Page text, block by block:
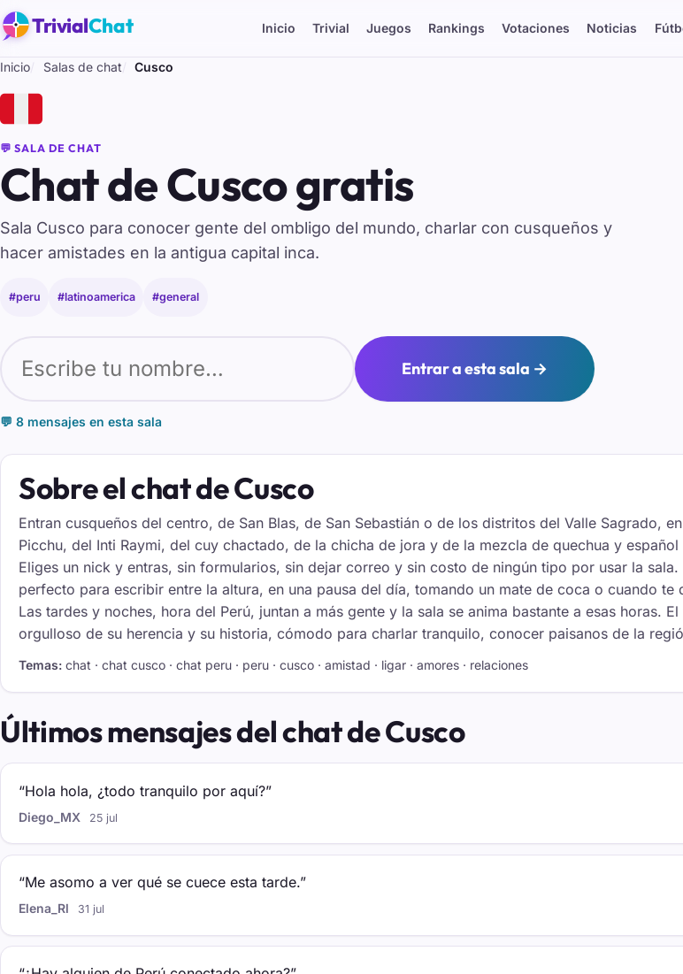
TrivialChat Inicio Trivial Juegos Rankings Votaciones Noticias
Inicio Salas de chat Cusco
🇵🇪
💬 SALA DE CHAT
Chat de Cusco gratis
Sala Cusco para conocer gente del ombligo del mundo, charlar con cusqueños y
hacer amistades en la antigua capital inca.
#peru #latinoamerica #general
Entrar a esta sala →
💬 8 mensajes en esta sala
Sobre el chat de Cusco
Entran cusqueños del centro, de San Blas, de San Sebastián o de los distritos del Valle Sagrado,
Picchu, del Inti Raymi, del cuy chactado, de la chicha de jora y de la mezcla de quechua y
Eliges un nick y entras, sin formularios, sin dejar correo y sin costo de ningún tipo por usar la
perfecto para escribir entre la altura, en una pausa del día, tomando un mate de coca o cuando te
Las tardes y noches, hora del Perú, juntan a más gente y la sala se anima bastante a esas horas.
orgulloso de su herencia y su historia, cómodo para charlar tranquilo, conocer paisanos de la
Temas: chat · chat cusco · chat peru · peru · cusco · amistad · ligar · amores · relaciones
Últimos mensajes del chat de Cusco
“Hola hola, ¿todo tranquilo por aquí?”
Diego_MX 25 jul
“Me asomo a ver qué se cuece esta tarde.”
Elena_Rl 31 jul